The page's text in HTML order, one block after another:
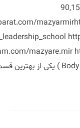
منتقد و پژوهشگر بازدید ها: 90,151